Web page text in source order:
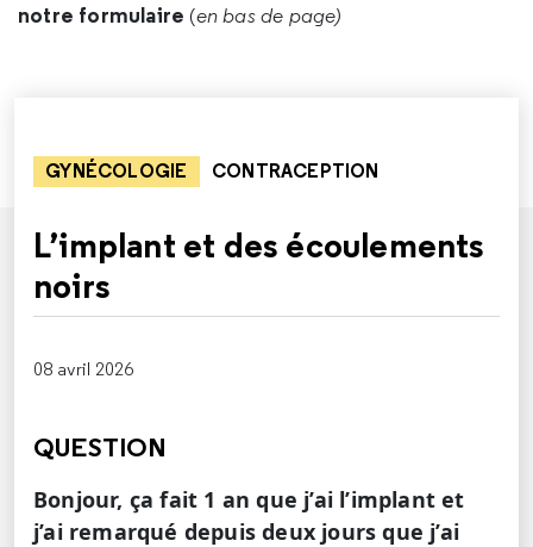
notre formulaire (en bas de page)
GYNÉCOLOGIE CONTRACEPTION
L’implant et des écoulements
noirs
08 avril 2026
QUESTION
Bonjour, ça fait 1 an que j’ai l’implant et
j’ai remarqué depuis deux jours que j’ai